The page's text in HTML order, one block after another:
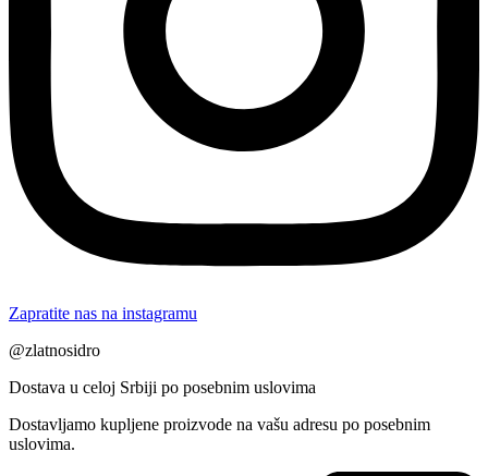
Zapratite nas na instagramu
@zlatnosidro
Dostava u celoj Srbiji po posebnim uslovima
Dostavljamo kupljene proizvode na vašu adresu po posebnim
uslovima.